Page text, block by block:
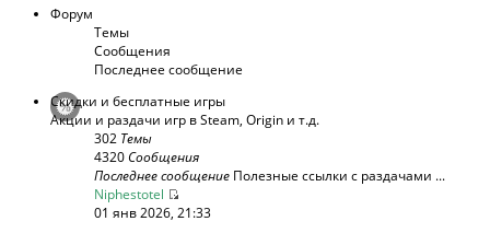
Форум
Темы
Сообщения
Последнее сообщение
Скидки и бесплатные игры
Акции и раздачи игр в Steam, Origin и т.д.
302 Темы
4320Сообщения
Последнее сообщение Полезные ссылки с раздачами ...
Niphestotel
01 янв 2026, 21:33